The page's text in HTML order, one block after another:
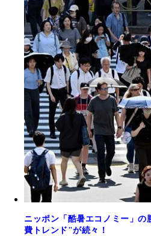
ニッポン「酷暑エコノミー」
費トレンド"が続々！